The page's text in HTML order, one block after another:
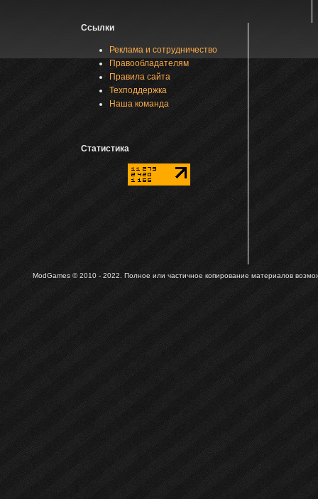
Ссылки
Реклама и сотрудничество
Правообладателям
Правила сайта
Техподдержка
Наша команда
Статистика
ModGames © 2010 - 2022. Полное или частичное копирование материалов